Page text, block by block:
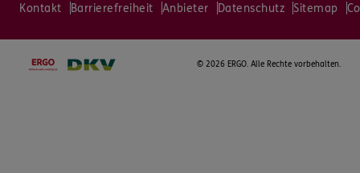
Kontakt Barrierefreiheit Anbieter Datenschutz Sitemap
© 2026 ERGO. Alle Rechte vorbehalten.